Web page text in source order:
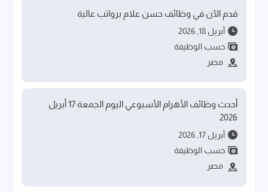
قدم الآن في وظائف حسن علام برواتب عالية
أبريل 18, 2026
حسب الوظيفة
مصر
أحدث وظائف الأهرام الأسبوعي اليوم الجمعة 17 أبريل
2026
أبريل 17, 2026
حسب الوظيفة
مصر